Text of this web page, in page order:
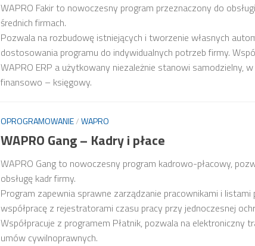
WAPRO Fakir to nowoczesny program przeznaczony do
średnich firmach.
Pozwala na rozbudowę istniejących i tworzenie własnych
dostosowania programu do indywidualnych potrzeb firmy.
WAPRO ERP a użytkowany niezależnie stanowi samodzielny,
finansowo – księgowy.
OPROGRAMOWANIE/WAPRO
WAPRO Gang – Kadry i płace
WAPRO Gang to nowoczesny program kadrowo-płacowy,
obsługę kadr firmy.
Program zapewnia sprawne zarządzanie pracownikami i listami
współpracę z rejestratorami czasu pracy przy jednoczesnej
Współpracuje z programem Płatnik, pozwala na elektroniczny
umów cywilnoprawnych.